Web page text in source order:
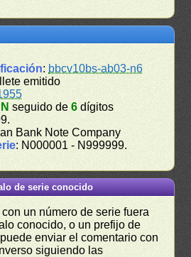
: bbcv10bs-ab03-n6
emitido
N seguido de6 dígitos
Bank Note Company
: N000001 - N999999.
de serie conocido
un número de serie fuera
conocido, o un prefijo de
enviar el comentario con
siguiendo las